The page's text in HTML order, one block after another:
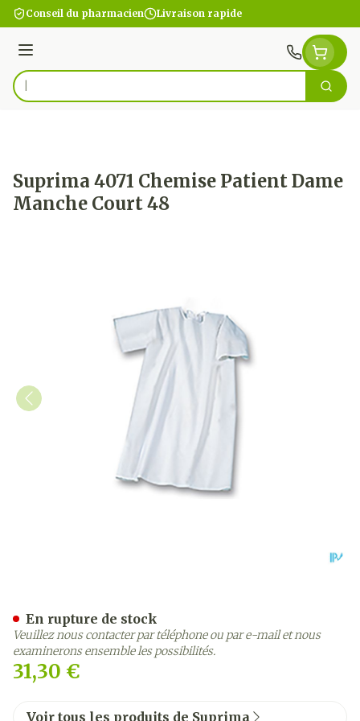
Aller au contenu
Conseil du pharmacien Livraison rapide
Menu
Rechercher
Suprima 4071 Chemise Patient Dame
Manche Court 48
31,30 €
En rupture de stock
Veuillez nous contacter par téléphone ou par e-mail et nous
examinerons ensemble les possibilités.
Voir tous les produits de Suprima